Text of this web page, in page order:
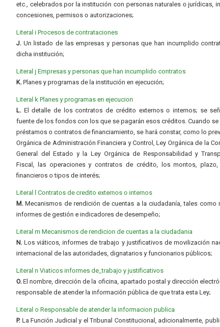
etc., celebrados por la institución con personas naturales o jurídicas,
concesiones, permisos o autorizaciones;
Literal i Procesos de contrataciones
J. Un listado de las empresas y personas que han incumplido
dicha institución;
Literal j Empresas y personas que han incumplido contratos
K. Planes y programas de la institución en ejecución;
Literal k Planes y programas en ejecucion
L. El detalle de los contratos de crédito externos o internos; se
fuente de los fondos con los que se pagarán esos créditos. Cuando se
préstamos o contratos de financiamiento, se hará constar, como lo
Orgánica de Administración Financiera y Control, Ley Orgánica de la
General del Estado y la Ley Orgánica de Responsabilidad y
Fiscal, las operaciones y contratos de crédito, los montos,
financieros o tipos de interés;
Literal l Contratos de credito externos o internos
M. Mecanismos de rendición de cuentas a la ciudadanía, tales como
informes de gestión e indicadores de desempeño;
Literal m Mecanismos de rendicion de cuentas a la ciudadania
N. Los viáticos, informes de trabajo y justificativos de movilización
internacional de las autoridades, dignatarios y funcionarios públicos;
Literal n Viaticos informes de_trabajo y justificativos
O. El nombre, dirección de la oficina, apartado postal y dirección
responsable de atender la información pública de que trata esta Ley;
Literal o Responsable de atender la informacion publica
P. La Función Judicial y el Tribunal Constitucional, adicionalmente,